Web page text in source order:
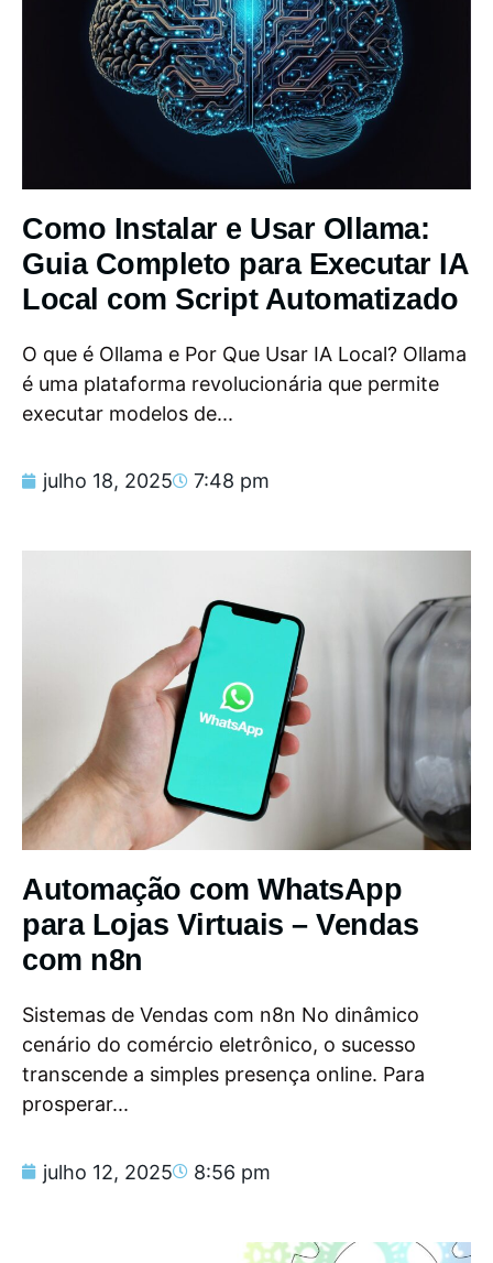
Como Instalar e Usar Ollama:
Guia Completo para Executar IA
Local com Script Automatizado
O que é Ollama e Por Que Usar IA Local? Ollama
é uma plataforma revolucionária que permite
executar modelos de...
julho 18, 2025 7:48 pm
Automação com WhatsApp
para Lojas Virtuais – Vendas
com n8n
Sistemas de Vendas com n8n No dinâmico
cenário do comércio eletrônico, o sucesso
transcende a simples presença online. Para
prosperar...
julho 12, 2025 8:56 pm